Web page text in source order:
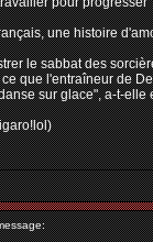
une histoire
le sabbat des
que l'entraîneur de
sur glace", a-t-